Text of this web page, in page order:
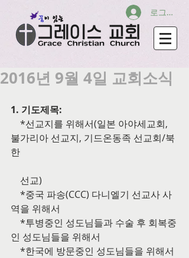
로그인
2016년 9월 4일 교회소식
1. 기도제목:
불가리아 선교지, 기드온동족 선교회/북
한
    선교)
역을 위해서
인 성도님들을 위해서
    *한국에 방문중인 성도님들을 위해서